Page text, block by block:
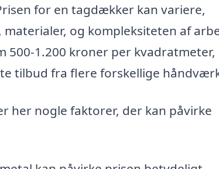
for en tagdækker kan variere,
og kompleksiteten af
500-1.200 kroner per kvadratmeter,
tilbud fra flere forskellige
her nogle faktorer, der kan påvirke